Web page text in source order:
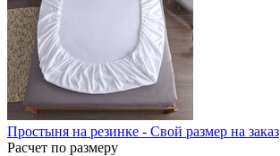
Простыня на резинке - Свой размер на заказ
Расчет по размеру